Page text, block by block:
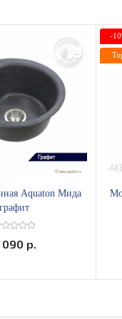
Aquaton Мида
графит
090 р.
-